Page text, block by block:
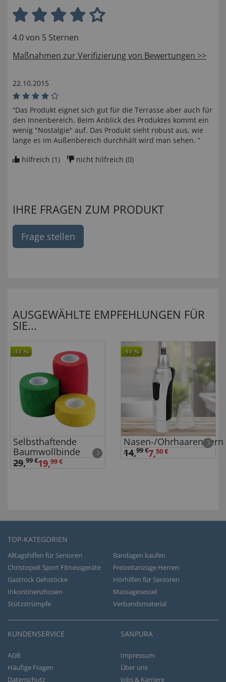
4.0 von 5 Sternen
Maßnahmen zur Verifizierung von Bewertungen >>
22.10.2015
“Das Produkt eignet sich gut für die Terrasse aber auch für
den Innenbereich. Beim Anblick des Produktes kommt ein
wenig "Nostalgie" auf. Das Produkt sieht robust aus, wie
lange es im Außenbereich durchhält wird man sehen. ”
hilfreich (1) nicht hilfreich (0)
IHRE FRAGEN ZUM PRODUKT
Frage stellen
AUSGEWÄHLTE EMPFEHLUNGEN FÜR
SIE...
-33 %
Selbsthaftende
Baumwollbinde
29,99 €19,99 €
-50 %
Nasen-/
14,99 €7,50 €
TOP-KATEGORIEN
Alltagshilfen für Senioren
Bandagen kaufen
Christopeit Sport Fitnessgeräte
Freizeitanzüge Herren
Gastrock Gehstöcke
Hörhilfen für Senioren
Inkontinenzhosen
Massagesessel
Stützstrümpfe
Verbandsmaterial
KUNDENSERVICE
AGB
Häufige Fragen
Datenschutz
SANPURA
Impressum
Über uns
Jobs & Karriere